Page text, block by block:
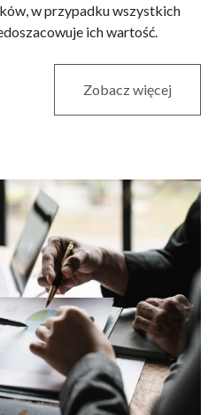
w przypadku wszystkich
ich wartość.
Zobacz więcej